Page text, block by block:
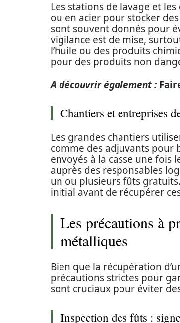
Les stations de lavage et
ou en acier pour stocker
sont souvent donnés pour
vigilance est de mise,
l’huile ou des produits
pour des produits non
A découvrir également :
Chantiers et entreprises
Les grandes chantiers
comme des adjuvants pour
envoyés à la casse une
auprès des responsables
un ou plusieurs fûts
initial avant de récupérer
Les précautions à
métalliques
Bien que la récupération
précautions strictes pour
sont cruciaux pour éviter
Inspection des fûts :